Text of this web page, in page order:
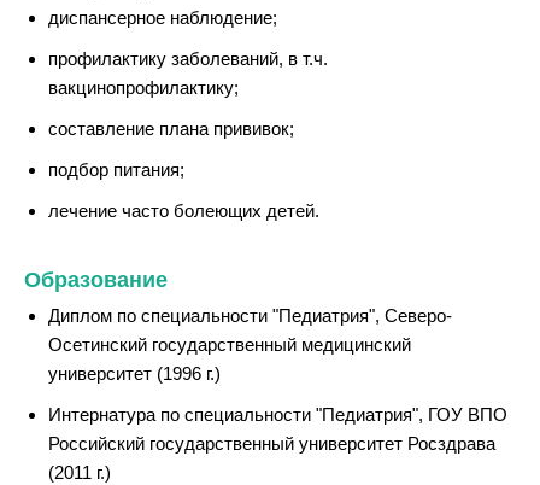
диспансерное наблюдение;
профилактику заболеваний, в т.ч.
вакцинопрофилактику;
составление плана прививок;
подбор питания;
лечение часто болеющих детей.
Образование
Диплом по специальности "Педиатрия", Северо-
Осетинский государственный медицинский
университет (1996 г.)
Интернатура по специальности "Педиатрия", ГОУ ВПО
Российский государственный университет Росздрава
(2011 г.)